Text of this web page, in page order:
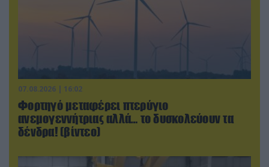
07.08.2026 | 16:02
Φορτηγό μεταφέρει πτερύγιο
ανεμογεννήτριας αλλά… το δυσκολεύουν τα
δένδρα! (βίντεο)